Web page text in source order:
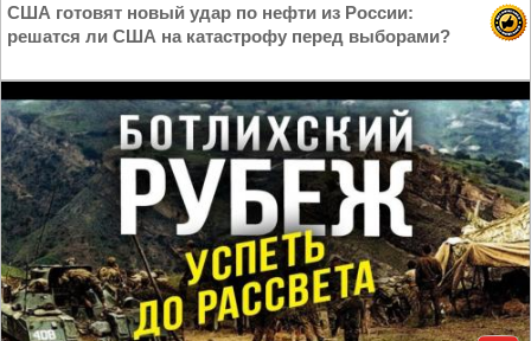
США готовят новый удар по нефти из России:
решатся ли США на катастрофу перед выборами?